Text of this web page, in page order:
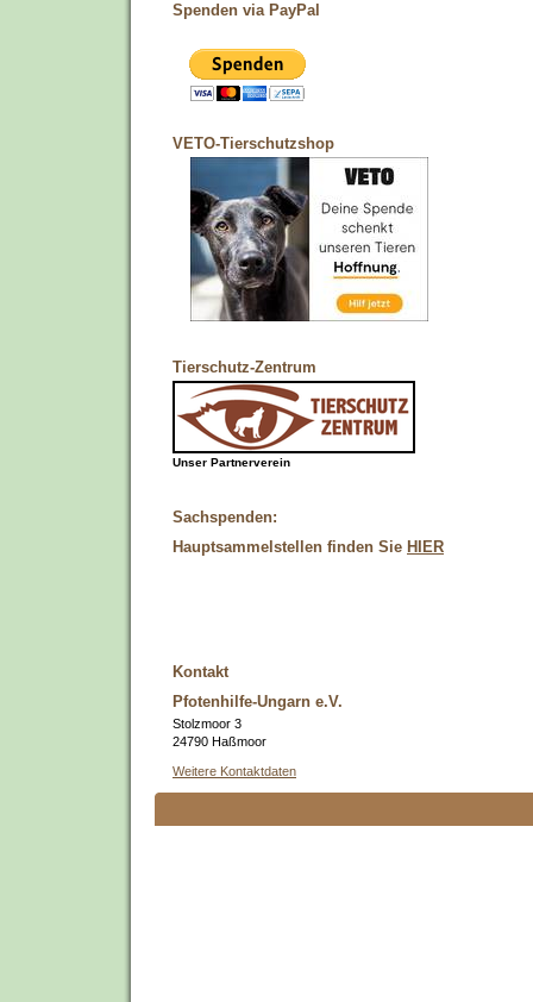
Spenden via PayPal
VETO-Tierschutzshop
Tierschutz-Zentrum
Unser Partnerverein
Sachspenden:
Hauptsammelstellen finden Sie HIER
Kontakt
Pfotenhilfe-Ungarn e.V.
Stolzmoor 3
24790 Haßmoor
Weitere Kontaktdaten